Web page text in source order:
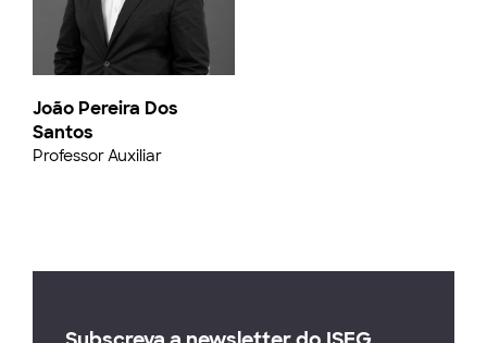
João Pereira Dos
Santos
Professor Auxiliar